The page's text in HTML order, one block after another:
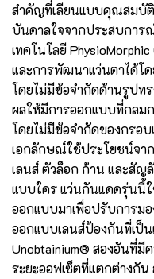
สำคัญที่เลียนแบบคุณสมบัติ
บันดาลใจจากประสบการ
เทคโนโลยี
และการพัฒนาแว่นตาได้โ
โดยไม่มีข้อจำกัดด้านรูป
ผลให้มีการออกแบบที่กลม
โดยไม่มีข้อจำกัดของกรอ
เอกลักษณ์ใช้ประโยชน์จา
เลนส์ ตัวล็อก ก้าน และสั
แบบใคร แว่นกันแดดรุ่นนี้ใ
ออกแบบมาเพื่อปรับการม
ออกแบบเลนส์ป้องกันที่เ
Unobtainium® สองอันที่มี
ระยะออฟเซ็ตที่แตกต่างกั